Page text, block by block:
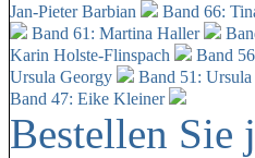
Jan-Pieter Barbian
Band 66:
Band 61: Martina Haller
Karin Holste-Flinspach
Band
Ursula Georgy
Band 51: Ursula
Band 47: Eike Kleiner
Bestellen Sie